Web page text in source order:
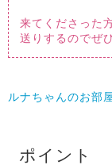
来てくださった
送りするのでぜ
ルナちゃんのお部屋
ポイント